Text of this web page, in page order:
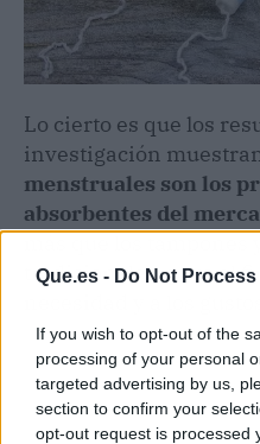
Que.es - Do Not
If you wish to opt-out of the
processing of your personal
targeted advertising by us,
section to confirm your
opt-out request is processed
Lo cierto es que los
investigación
menstruales son los
absorbentes del
tradicionales, pero al